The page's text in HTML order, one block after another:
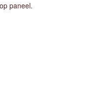
paneel.